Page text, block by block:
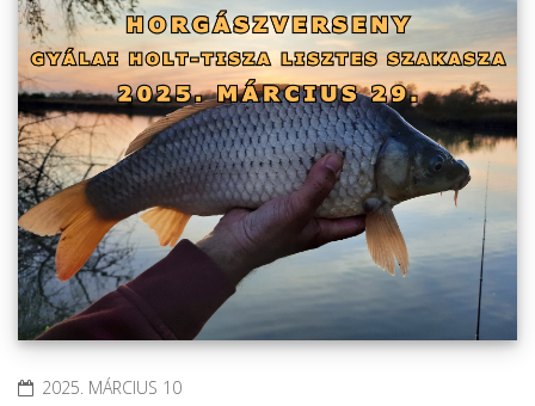
2025. MÁRCIUS 10